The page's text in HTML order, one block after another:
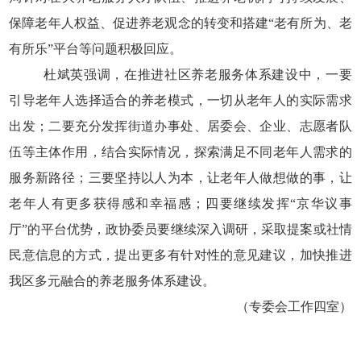
保障老年人权益、促进养老观念的转变和搭建“老有所为、老
有所乐”平台等问题积极回应。
杜斌英强调，在推进社区养老服务体系建设中，一要
引导老年人选择适合的养老模式，一切从老年人的实际需求
出发；二要充分发挥街道办事处、居委会、企业、志愿者队
伍等主体作用，结合实际情况，探索满足不同老年人需求的
服务新路径；三要坚持以人为本，让老年人做想做的事，让
老年人有更多获得感和幸福感；四要继续发挥“京华议事
厅”的平台优势，政协委员要继续深入调研，采取提案或社情
民意信息的方式，提出更多有针对性的意见建议，加快推进
我区多元融合的养老服务体系建设。
（专委会工作四室）